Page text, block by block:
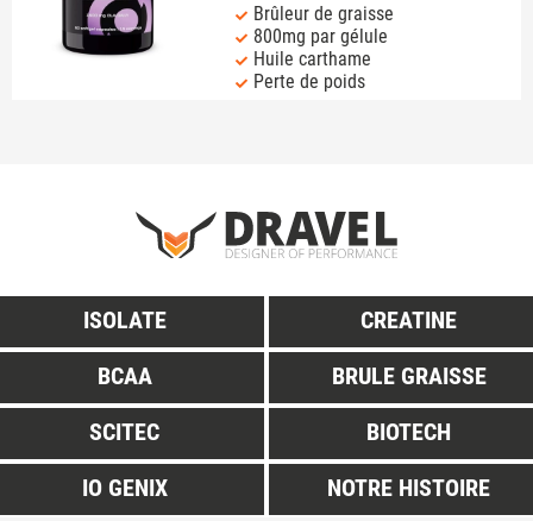
Brûleur de graisse
800mg par gélule
Huile carthame
Perte de poids
ISOLATE
CREATINE
BCAA
BRULE GRAISSE
SCITEC
BIOTECH
IO GENIX
NOTRE HISTOIRE